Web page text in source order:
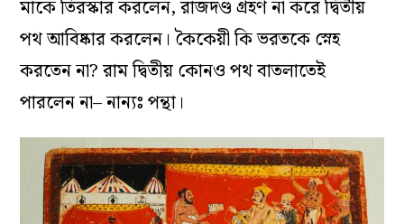
মাকে তিরস্কার করলেন, রাজদণ্ড গ্রহণ না করে দ্বিতীয়
পথ আবিষ্কার করলেন। কৈকেয়ী কি ভরতকে স্নেহ
করতেন না? রাম দ্বিতীয় কোনও পথ বাতলাতেই
পারলেন না– নান্যঃ পন্থা।